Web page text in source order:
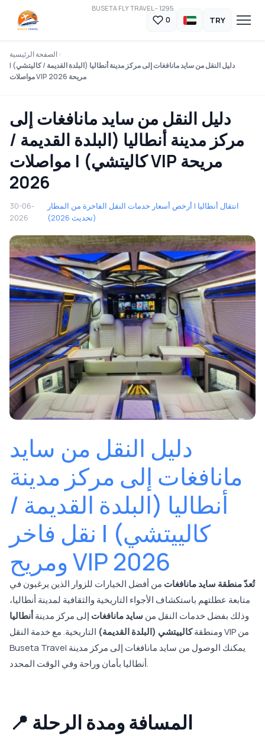
BUSETA FLY TRAVEL - 1295
0 TRY
الصفحة الرئيسية
دليل النقل من سايد مانافغات إلى مركز مدينة أنطاليا (البلدة القديمة / كاليتشي) |
مواصلات VIP مريحة 2026
دليل النقل من سايد مانافغات إلى
مركز مدينة أنطاليا (البلدة القديمة /
كاليتشي) | مواصلات VIP مريحة
2026
30-06-
2026
انتقال أنطاليا | أرخص أسعار خدمات النقل الفاخرة من المطار
(تحديث 2026)
دليل النقل من سايد
مانافغات إلى مركز مدينة
أنطاليا (البلدة القديمة /
كالييتشي) | نقل فاخر
ومريح VIP 2026
تُعدّ منطقة سايد مانافغات من أفضل الخيارات للزوار الذين يرغبون في
متابعة عطلتهم باستكشاف الأجواء التاريخية والثقافية لمدينة أنطاليا،
وذلك بفضل خدمات النقل من سايد مانافغات إلى مركز مدينةأنطاليا
ومنطقةكالييتشي (البلدة القديمة) التاريخية. مع خدمة النقل VIP من
Buseta Travel يمكنك الوصول من سايد مانافغات إلى مركز مدينة
أنطاليا بأمان وراحة وفي الوقت المحدد.
📍 المسافة ومدة الرحلة